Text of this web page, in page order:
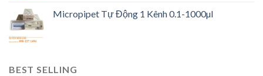
Micropipet Tự Động 1 Kênh 0.1-1000µl
BEST SELLING